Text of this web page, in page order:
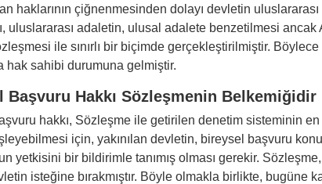
haklarının çiğnenmesinden dolayı devletin uluslararası
uluslararası adaletin, ulusal adalete benzetilmesi ancak
ile sınırlı bir biçimde gerçekleştirilmiştir.
hak sahibi durumuna gelmiştir.
Başvuru Hakkı Sözleşmenin Belkemiğidir
hakkı, Sözleşme ile getirilen denetim sisteminin en
için, yakınılan devletin, bireysel başvuru
yetkisini bir bildirimle tanımış olması gerekir.
isteğine bırakmıştır. Böyle olmakla birlikte, bugüne